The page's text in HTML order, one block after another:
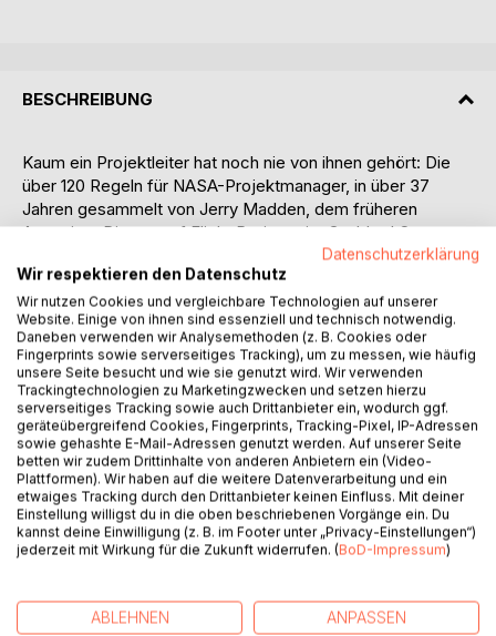
BESCHREIBUNG
Kaum ein Projektleiter hat noch nie von ihnen gehört: Die
über 120 Regeln für NASA-Projektmanager, in über 37
Jahren gesammelt von Jerry Madden, dem früheren
Associate Director of Flight Projects im Goddard Space
Doch wer hat sie wirklich alle verstanden?
So wertvoll diese Regeln auch sind, und so viel Erfahrung
und Weisheit in ihnen auch gebündelt ist, so fremd und
ungewohnt ist für die meisten von uns die ganz besondere
Projektlandschaft der NASA.
So manch eine Regel wird erst vor dem Hintergrund des
Geflechts aus Behörde, Politik, Wissenschaftlern,
Steuerungsgremien und Industriekonzernen verständlich,
braucht gar den historischen oder technischen Hintergrund
zur Erklärung. Erst dann kann sie wirklich verstanden und
anschließend auf die eigene, meist kleinere Projektwelt
übertragen werden.
Andrea Windolph und Alexander Blumenau von "Projekte
Ausgabe eine zeit- und sinngemäße Übersetzung, ergänzt
um lockere und zugleich leicht-verständliche
Datenschutzerklärung
Wir respektieren den Datenschutz
Wir nutzen Cookies und vergleichbare Technologien auf unserer
Website. Einige von ihnen sind essenziell und technisch notwendig.
Daneben verwenden wir Analysemethoden (z. B. Cookies oder
Fingerprints sowie serverseitiges Tracking), um zu messen, wie häufig
unsere Seite besucht und wie sie genutzt wird. Wir verwenden
Trackingtechnologien zu Marketingzwecken und setzen hierzu
serverseitiges Tracking sowie auch Drittanbieter ein, wodurch ggf.
geräteübergreifend Cookies, Fingerprints, Tracking-Pixel, IP-Adressen
sowie gehashte E-Mail-Adressen genutzt werden. Auf unserer Seite
betten wir zudem Drittinhalte von anderen Anbietern ein (Video-
Plattformen). Wir haben auf die weitere Datenverarbeitung und ein
etwaiges Tracking durch den Drittanbieter keinen Einfluss. Mit deiner
Einstellung willigst du in die oben beschriebenen Vorgänge ein. Du
kannst deine Einwilligung (z. B. im Footer unter „Privacy-Einstellungen“)
jederzeit mit Wirkung für die Zukunft widerrufen. (BoD-Impressum)
ABLEHNEN ANPASSEN